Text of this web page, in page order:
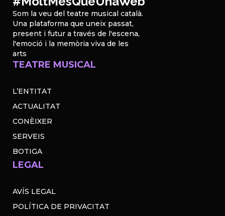
Som la veu del teatre musical català.
Una plataforma que uneix passat,
present i futur a través de l'escena,
l'emoció i la memòria viva de les
arts
TEATRE MUSICAL
L’ENTITAT
ACTUALITAT
CONÈIXER
SERVEIS
BOTIGA
LEGAL
AVÍS LEGAL
POLÍTICA DE PRIVACITAT